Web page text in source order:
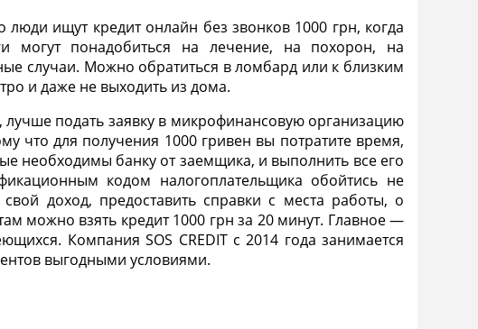
люди ищут кредит онлайн без звонков 1000 грн, когда
могут понадобиться на лечение, на похорон, на
случаи. Можно обратиться в ломбард или к близким
и даже не выходить из дома.
подать заявку в микрофинансовую организацию
что для получения 1000 гривен вы потратите время,
необходимы банку от заемщика, и выполнить все его
кодом налогоплательщика обойтись не
доход, предоставить справки с места работы, о
можно взять кредит 1000 грнза 20 минут. Главное —
Компания SOS CREDIT с 2014 года занимается
выгодными условиями.